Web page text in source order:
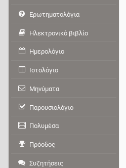
Ερωτηματολόγια
Ηλεκτρονικό βιβλίο
Ημερολόγιο
Ιστολόγιο
Μηνύματα
Παρουσιολόγιο
Πολυμέσα
Πρόοδος
Συζητήσεις